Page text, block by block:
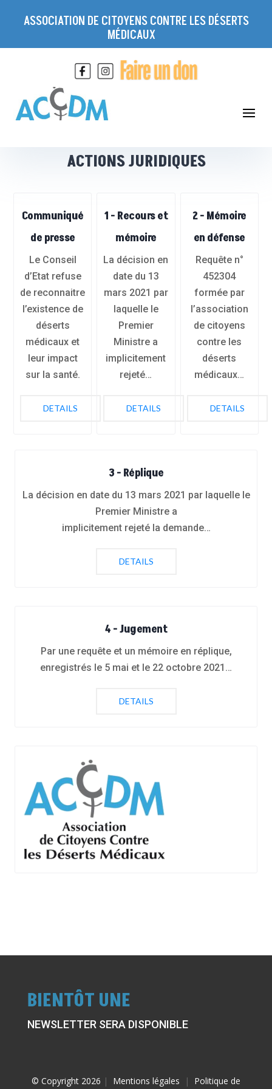
ASSOCIATION DE CITOYENS CONTRE LES DÉSERTS
MÉDICAUX
ACTIONS JURIDIQUES
Communiqué
de presse
Le Conseil
d’Etat refuse
de reconnaitre
l’existence de
déserts
médicaux et
leur impact
sur la santé.
DETAILS
1 - Recours et
mémoire
La décision en
date du 13
mars 2021 par
laquelle le
Premier
Ministre a
implicitement
rejeté…
DETAILS
2 - Mémoire
en défense
Requête n°
452304
formée par
l’association
de citoyens
contre les
déserts
médicaux…
DETAILS
3 - Réplique
La décision en date du 13 mars 2021 par laquelle le
Premier Ministre a
implicitement rejeté la demande…
DETAILS
4 - Jugement
Par une requête et un mémoire en réplique,
enregistrés le 5 mai et le 22 octobre 2021…
DETAILS
BIENTÔT UNE
NEWSLETTER SERA DISPONIBLE
© Copyright 2026 | Mentions légales | Politique de